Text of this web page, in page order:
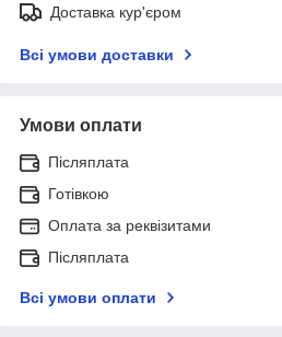
Доставка кур'єром
Всі умови доставки
Умови оплати
Післяплата
Готівкою
Оплата за реквізитами
Післяплата
Всі умови оплати